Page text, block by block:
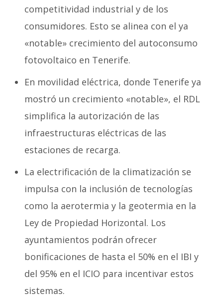
competitividad industrial y de los
consumidores. Esto se alinea con el ya
«notable» crecimiento del autoconsumo
fotovoltaico en Tenerife.
En movilidad eléctrica, donde Tenerife ya
mostró un crecimiento «notable», el RDL
simplifica la autorización de las
infraestructuras eléctricas de las
estaciones de recarga.
La electrificación de la climatización se
impulsa con la inclusión de tecnologías
como la aerotermia y la geotermia en la
Ley de Propiedad Horizontal. Los
ayuntamientos podrán ofrecer
bonificaciones de hasta el 50% en el IBI y
del 95% en el ICIO para incentivar estos
sistemas.